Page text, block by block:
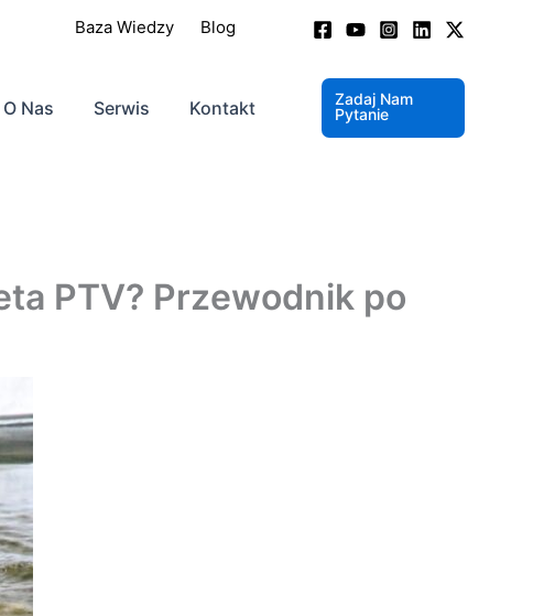
Baza Wiedzy Blog
O Nas Serwis Kontakt
Zadaj Nam
Pytanie
PTV? Przewodnik po